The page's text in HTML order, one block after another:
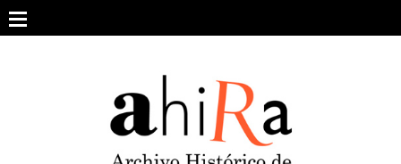
content
ARCHIVO DE REVISTAS